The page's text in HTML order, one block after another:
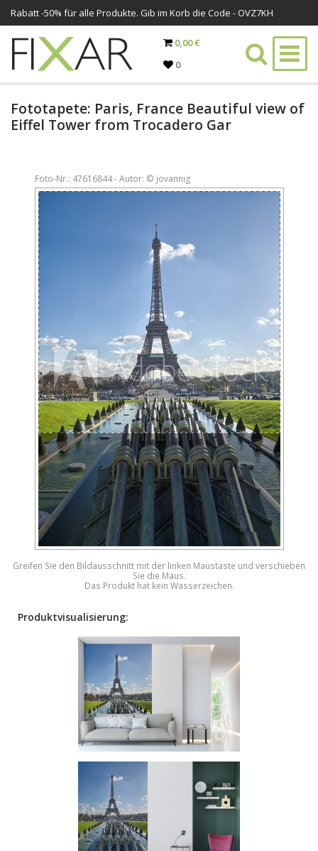
Rabatt -50% für alle Produkte. Gib im Korb die Code - OVZ7KH
0,00 €
0
Fototapete: Paris, France Beautiful view of
Eiffel Tower from Trocadero Gar
Foto-Nr.: 47616844 - Autor: © jovannig
Greifen Sie den Bildausschnitt mit der linken Maustaste und verschieben
Sie die Maus.
Das Produkt hat kein Wasserzeichen.
Produktvisualisierung: